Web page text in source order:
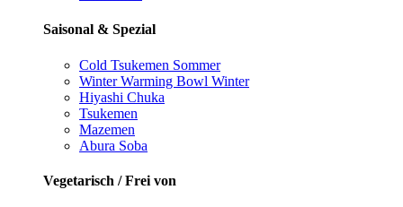
Saisonal & Spezial
Cold Tsukemen Sommer
Winter Warming Bowl Winter
Hiyashi Chuka
Tsukemen
Mazemen
Abura Soba
Vegetarisch / Frei von